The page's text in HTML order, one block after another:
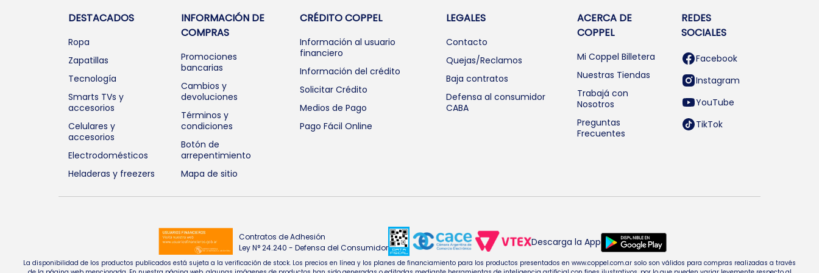
DESTACADOS
Ropa
Zapatillas
Tecnología
Smarts TVs y
accesorios
Celulares y
accesorios
Electrodomésticos
Heladeras y freezers
INFORMACIÓN DE
COMPRAS
Promociones
bancarias
Cambios y
devoluciones
Términos y
condiciones
Botón de
arrepentimiento
Mapa de sitio
CRÉDITO COPPEL
Información al usuario
financiero
Información del crédito
Solicitar Crédito
Medios de Pago
Pago Fácil Online
LEGALES
Contacto
Quejas/Reclamos
Baja contratos
Defensa al consumidor
CABA
ACERCA DE
COPPEL
Mi Coppel Billetera
Nuestras Tiendas
Trabajá con
Nosotros
Preguntas
Frecuentes
REDES
SOCIALES
Facebook
Instagram
YouTube
TikTok
Contratos de Adhesión
Ley N° 24.240 - Defensa del Consumidor
Descarga la App
La disponibilidad de los productos publicados está sujeta a la verificación de stock. Los precios en línea y los planes de financiamiento para los productos presentados en www.coppel.com.ar solo son válidos para compras realizadas a través